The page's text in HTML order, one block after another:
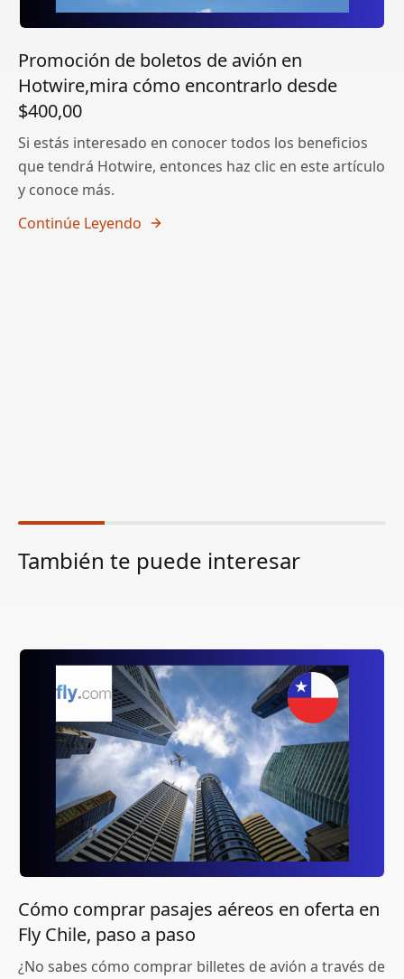
Promoción de boletos de avión en
Hotwire,mira cómo encontrarlo desde
$400,00
Si estás interesado en conocer todos los beneficios
que tendrá Hotwire, entonces haz clic en este artículo
y conoce más.
Continúe Leyendo
También te puede interesar
Cómo comprar pasajes aéreos en oferta en
Fly Chile, paso a paso
¿No sabes cómo comprar billetes de avión a través de